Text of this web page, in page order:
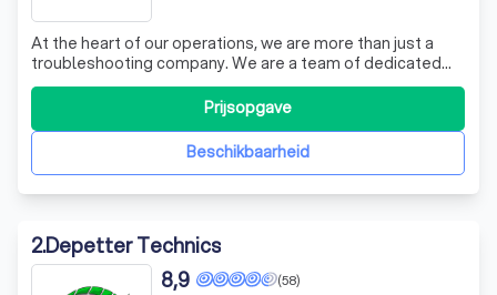
At the heart of our operations, we are more than just a
troubleshooting company. We are a team of dedicated
professionals, committed to providing quality services
and ensuring the success of our interventions. Our
mission is simple: Clarity, Usability, and Effectiveness. We
believe in providing ourBeschikbaarheid
Prijsopgave
2.Depetter Technics
(58)
8,9